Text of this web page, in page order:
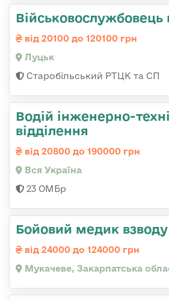
Військовослужбовець
від 20100 до 120100 грн
Луцьк
Старобільський РТЦК та СП
Водій інженерно-
відділення
від 20800 до 190000 грн
Вся Україна
23 ОМБр
Бойовий медик взводу
від 24000 до 124000 грн
Мукачеве, Закарпатська